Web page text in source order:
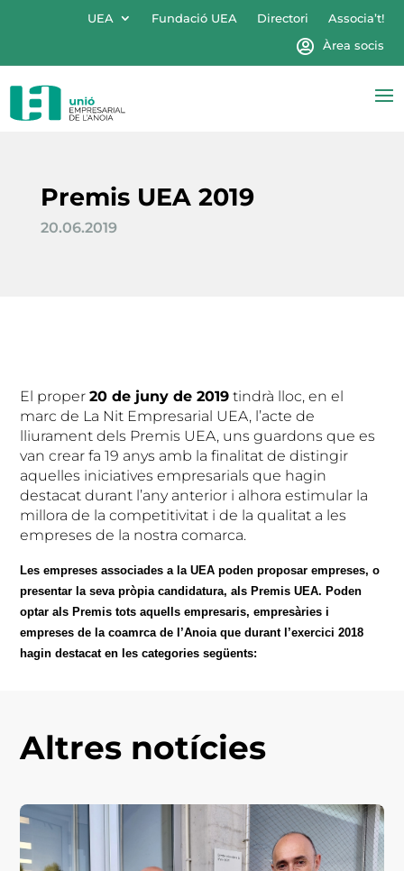
UEA Fundació UEA Directori
Associa’t!
Àrea socis
Premis UEA 2019
20.06.2019
El proper20 de juny de 2019 tindrà lloc, en el
marc de La Nit Empresarial UEA, l’acte de
lliurament dels Premis UEA, uns guardons que es
van crear fa 19 anys amb la finalitat de distingir
aquelles iniciatives empresarials que hagin
destacat durant l’any anterior i alhora estimular la
millora de la competitivitat i de la qualitat a les
empreses de la nostra comarca.
Les empreses associades a la UEA poden proposar empreses, o
presentar la seva pròpia candidatura, als Premis UEA. Poden
optar als Premis tots aquells empresaris, empresàries i
empreses de la coamrca de l’Anoia que durant l’exercici 2018
hagin destacat en les categories següents:
Altres notícies